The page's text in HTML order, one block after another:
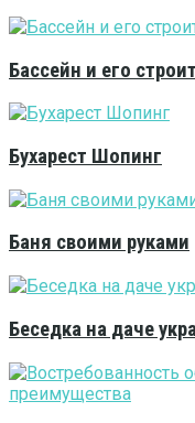
Бассейн и его
Бухарест Шопинг
Баня своими руками
Беседка на даче